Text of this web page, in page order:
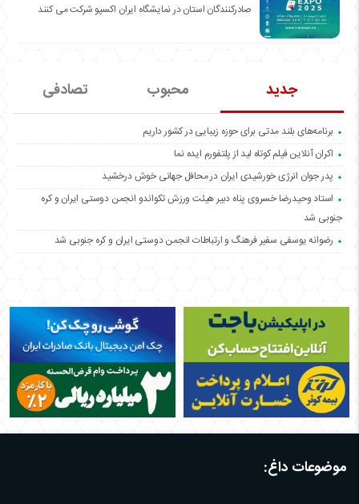
صادرکنندگان استان در نمایشگاه ایران اکسپو شرکت می کنند
جدید محبوب تصادفی
برنامه‌های بلند مدتی برای حوزه زیبایی در کشور داریم
اکران آنلاین فیلم کوتاه لید از پلتفورم ایده نما
پدر جوان انرژی خورشیدی ایران در محافل جهانی خوش درخشید
استاد وحیدرضا خسروی پناه دبیر هیئت ورزش تکواندو انجمن دوستی ایران و کره
جنوبی شد
رضوانه یوسفی سفیر فرهنگ و ارتباطات انجمن دوستی ایران و کره جنوبی شد
موضوعات داغ: